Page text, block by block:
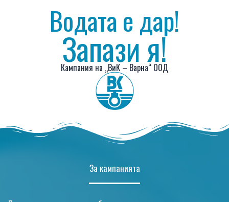
Водата е дар!
Запази я!
Кампания на „ВиК – Варна“ ООД
За кампанията